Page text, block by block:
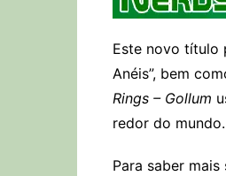
Este novo título
Anéis”, bem
Rings – Gollum
redor do mundo.
Para saber mais